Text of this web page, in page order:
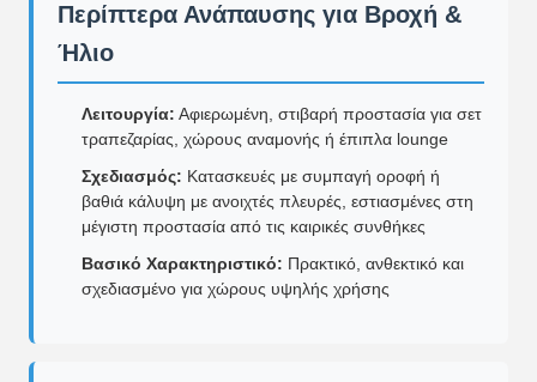
Περίπτερα Ανάπαυσης για Βροχή &
Ήλιο
Λειτουργία: Αφιερωμένη, στιβαρή προστασία για σετ
τραπεζαρίας, χώρους αναμονής ή έπιπλα lounge
Σχεδιασμός: Κατασκευές με συμπαγή οροφή ή
βαθιά κάλυψη με ανοιχτές πλευρές, εστιασμένες στη
μέγιστη προστασία από τις καιρικές συνθήκες
Βασικό Χαρακτηριστικό: Πρακτικό, ανθεκτικό και
σχεδιασμένο για χώρους υψηλής χρήσης